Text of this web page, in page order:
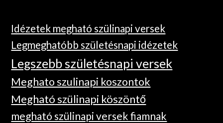
Idézetek megható szülinapi versek
Legmeghatóbb születésnapi idézetek
Legszebb születésnapi versek
Meghato szulinapi koszontok
Megható szülinapi köszöntő
megható szülinapi versek fiamnak